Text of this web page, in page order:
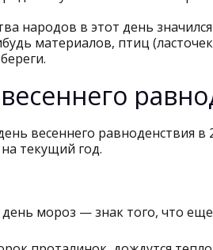
народов в этот день
материалов, птиц
весеннего равноденствия
текущий год.
мороз — знак того, что